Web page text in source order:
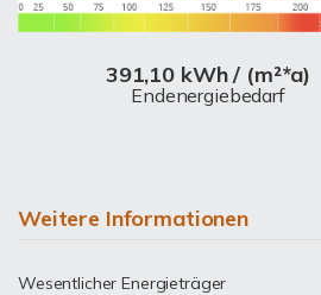
391,10 kWh / (m²*a)
Endenergiebedarf
Weitere Informationen
Wesentlicher Energieträger